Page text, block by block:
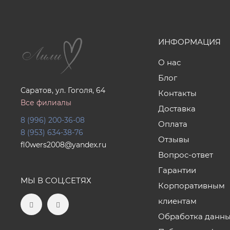
Саратов, ул. Гоголя, 64
Все филиалы
8 (996) 200-36-08
8 (953) 634-38-76
fl0wers2008@yandex.ru
МЫ В СОЦ.СЕТЯХ
ИНФОРМАЦИЯ
О нас
Блог
Контакты
Доставка
Оплата
Отзывы
Вопрос-ответ
Гарантии
Корпоративным
клиентам
Обработка